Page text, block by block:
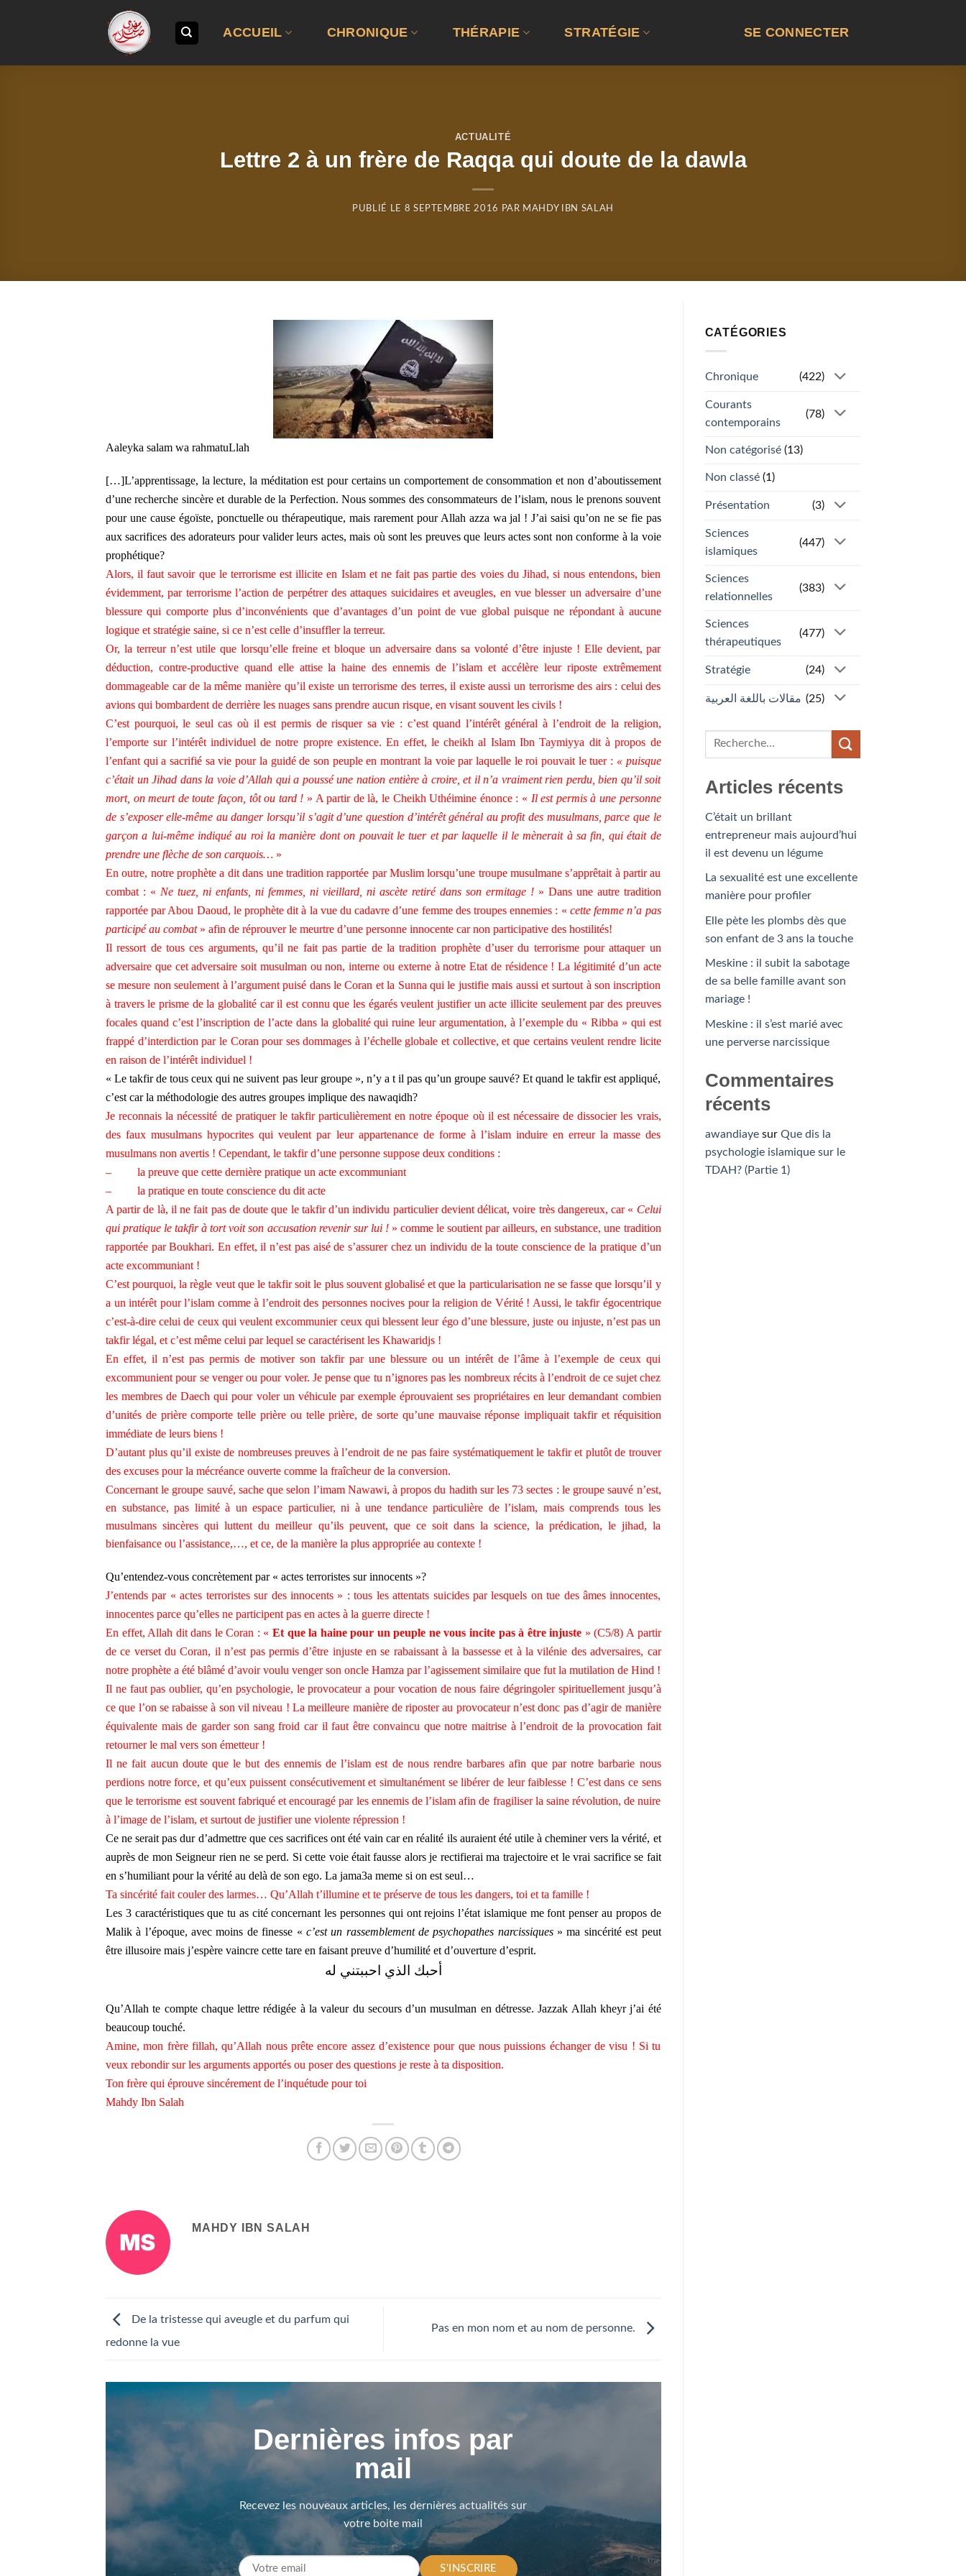
ACCUEIL CHRONIQUE THÉRAPIE STRATÉGIE SE CONNECTER
ACTUALITÉ
Lettre 2 à un frère de Raqqa qui doute de la dawla
PUBLIÉ LE 8 SEPTEMBRE 2016 PAR MAHDY IBN SALAH
Aaleyka salam wa rahmatuLlah
[…]L’apprentissage, la lecture, la méditation est pour certains un comportement de consommation et non d’aboutissement
d’une recherche sincère et durable de la Perfection. Nous sommes des consommateurs de l’islam, nous le prenons souvent
pour une cause égoïste, ponctuelle ou thérapeutique, mais rarement pour Allah azza wa jal ! J’ai saisi qu’on ne se fie pas
aux sacrifices des adorateurs pour valider leurs actes, mais où sont les preuves que leurs actes sont non conforme à la voie
prophétique?
Alors, il faut savoir que le terrorisme est illicite en Islam et ne fait pas partie des voies du Jihad, si nous entendons, bien
évidemment, par terrorisme l’action de perpétrer des attaques suicidaires et aveugles, en vue blesser un adversaire d’une
blessure qui comporte plus d’inconvénients que d’avantages d’un point de vue global puisque ne répondant à aucune
logique et stratégie saine, si ce n’est celle d’insuffler la terreur.
Or, la terreur n’est utile que lorsqu’elle freine et bloque un adversaire dans sa volonté d’être injuste ! Elle devient, par
déduction, contre-productive quand elle attise la haine des ennemis de l’islam et accélère leur riposte extrêmement
dommageable car de la même manière qu’il existe un terrorisme des terres, il existe aussi un terrorisme des airs : celui des
avions qui bombardent de derrière les nuages sans prendre aucun risque, en visant souvent les civils !
C’est pourquoi, le seul cas où il est permis de risquer sa vie : c’est quand l’intérêt général à l’endroit de la religion,
l’emporte sur l’intérêt individuel de notre propre existence. En effet, le cheikh al Islam Ibn Taymiyya dit à propos de
l’enfant qui a sacrifié sa vie pour la guidé de son peuple en montrant la voie par laquelle le roi pouvait le tuer : « puisque
c’était un Jihad dans la voie d’Allah qui a poussé une nation entière à croire, et il n’a vraiment rien perdu, bien qu’il soit
mort, on meurt de toute façon, tôt ou tard ! » A partir de là, le Cheikh Uthéimine énonce : « Il est permis à une personne
de s’exposer elle-même au danger lorsqu’il s’agit d’une question d’intérêt général au profit des musulmans, parce que le
garçon a lui-même indiqué au roi la manière dont on pouvait le tuer et par laquelle il le mènerait à sa fin, qui était de
prendre une flèche de son carquois… »
En outre, notre prophète a dit dans une tradition rapportée par Muslim lorsqu’une troupe musulmane s’apprêtait à partir au
combat : « Ne tuez, ni enfants, ni femmes, ni vieillard, ni ascète retiré dans son ermitage ! » Dans une autre tradition
rapportée par Abou Daoud, le prophète dit à la vue du cadavre d’une femme des troupes ennemies : « cette femme n’a pas
participé au combat» afin de réprouver le meurtre d’une personne innocente car non participative des hostilités!
Il ressort de tous ces arguments, qu’il ne fait pas partie de la tradition prophète d’user du terrorisme pour attaquer un
adversaire que cet adversaire soit musulman ou non, interne ou externe à notre Etat de résidence ! La légitimité d’un acte
se mesure non seulement à l’argument puisé dans le Coran et la Sunna qui le justifie mais aussi et surtout à son inscription
à travers le prisme de la globalité car il est connu que les égarés veulent justifier un acte illicite seulement par des preuves
focales quand c’est l’inscription de l’acte dans la globalité qui ruine leur argumentation, à l’exemple du « Ribba » qui est
frappé d’interdiction par le Coran pour ses dommages à l’échelle globale et collective, et que certains veulent rendre licite
en raison de l’intérêt individuel !
« Le takfir de tous ceux qui ne suivent pas leur groupe », n’y a t il pas qu’un groupe sauvé? Et quand le takfir est appliqué,
c’est car la méthodologie des autres groupes implique des nawaqidh?
Je reconnais la nécessité de pratiquer le takfir particulièrement en notre époque où il est nécessaire de dissocier les vrais,
des faux musulmans hypocrites qui veulent par leur appartenance de forme à l’islam induire en erreur la masse des
musulmans non avertis ! Cependant, le takfir d’une personne suppose deux conditions :
–
la preuve que cette dernière pratique un acte excommuniant
–
la pratique en toute conscience du dit acte
A partir de là, il ne fait pas de doute que le takfir d’un individu particulier devient délicat, voire très dangereux, car « Celui
qui pratique le takfir à tort voit son accusation revenir sur lui !» comme le soutient par ailleurs, en substance, une tradition
rapportée par Boukhari. En effet, il n’est pas aisé de s’assurer chez un individu de la toute conscience de la pratique d’un
acte excommuniant !
C’est pourquoi, la règle veut que le takfir soit le plus souvent globalisé et que la particularisation ne se fasse que lorsqu’il y
a un intérêt pour l’islam comme à l’endroit des personnes nocives pour la religion de Vérité ! Aussi, le takfir égocentrique
c’est-à-dire celui de ceux qui veulent excommunier ceux qui blessent leur égo d’une blessure, juste ou injuste, n’est pas un
takfir légal, et c’est même celui par lequel se caractérisent les Khawaridjs !
En effet, il n’est pas permis de motiver son takfir par une blessure ou un intérêt de l’âme à l’exemple de ceux qui
excommunient pour se venger ou pour voler. Je pense que tu n’ignores pas les nombreux récits à l’endroit de ce sujet chez
les membres de Daech qui pour voler un véhicule par exemple éprouvaient ses propriétaires en leur demandant combien
d’unités de prière comporte telle prière ou telle prière, de sorte qu’une mauvaise réponse impliquait takfir et réquisition
immédiate de leurs biens !
D’autant plus qu’il existe de nombreuses preuves à l’endroit de ne pas faire systématiquement le takfir et plutôt de trouver
des excuses pour la mécréance ouverte comme la fraîcheur de la conversion.
Concernant le groupe sauvé, sache que selon l’imam Nawawi, à propos du hadith sur les 73 sectes : le groupe sauvé n’est,
en substance, pas limité à un espace particulier, ni à une tendance particulière de l’islam, mais comprends tous les
musulmans sincères qui luttent du meilleur qu’ils peuvent, que ce soit dans la science, la prédication, le jihad, la
bienfaisance ou l’assistance,…, et ce, de la manière la plus appropriée au contexte !
Qu’entendez-vous concrètement par « actes terroristes sur innocents »?
J’entends par « actes terroristes sur des innocents » : tous les attentats suicides par lesquels on tue des âmes innocentes,
innocentes parce qu’elles ne participent pas en actes à la guerre directe !
En effet, Allah dit dans le Coran : «Et que la haine pour un peuple ne vous incite pas à être injuste » (C5/8) A partir
de ce verset du Coran, il n’est pas permis d’être injuste en se rabaissant à la bassesse et à la vilénie des adversaires, car
notre prophète a été blâmé d’avoir voulu venger son oncle Hamza par l’agissement similaire que fut la mutilation de Hind !
Il ne faut pas oublier, qu’en psychologie, le provocateur a pour vocation de nous faire dégringoler spirituellement jusqu’à
ce que l’on se rabaisse à son vil niveau ! La meilleure manière de riposter au provocateur n’est donc pas d’agir de manière
équivalente mais de garder son sang froid car il faut être convaincu que notre maitrise à l’endroit de la provocation fait
retourner le mal vers son émetteur !
Il ne fait aucun doute que le but des ennemis de l’islam est de nous rendre barbares afin que par notre barbarie nous
perdions notre force, et qu’eux puissent consécutivement et simultanément se libérer de leur faiblesse ! C’est dans ce sens
que le terrorisme est souvent fabriqué et encouragé par les ennemis de l’islam afin de fragiliser la saine révolution, de nuire
à l’image de l’islam, et surtout de justifier une violente répression !
Ce ne serait pas dur d’admettre que ces sacrifices ont été vain car en réalité ils auraient été utile à cheminer vers la vérité, et
auprès de mon Seigneur rien ne se perd. Si cette voie était fausse alors je rectifierai ma trajectoire et le vrai sacrifice se fait
en s’humiliant pour la vérité au delà de son ego. La jama3a meme si on est seul…
Ta sincérité fait couler des larmes… Qu’Allah t’illumine et te préserve de tous les dangers, toi et ta famille !
Les 3 caractéristiques que tu as cité concernant les personnes qui ont rejoins l’état islamique me font penser au propos de
Malik à l’époque, avec moins de finesse « c’est un rassemblement de psychopathes narcissiques » ma sincérité est peut
être illusoire mais j’espère vaincre cette tare en faisant preuve d’humilité et d’ouverture d’esprit.
أحبك الذي احببتني له
Qu’Allah te compte chaque lettre rédigée à la valeur du secours d’un musulman en détresse. Jazzak Allah kheyr j’ai été
beaucoup touché.
Amine, mon frère fillah, qu’Allah nous prête encore assez d’existence pour que nous puissions échanger de visu ! Si tu
veux rebondir sur les arguments apportés ou poser des questions je reste à ta disposition.
Ton frère qui éprouve sincérement de l’inquétude pour toi
Mahdy Ibn Salah
MAHDY IBN SALAH
De la tristesse qui aveugle et du parfum qui
redonne la vue
Pas en mon nom et au nom de personne.
Dernières infos par
mail
Recevez les nouveaux articles, les dernières actualités sur
votre boite mail
S'INSCRIRE
CATÉGORIES
Chronique (422)
Courants
contemporains
(78)
Non catégorisé(13)
Non classé(1)
Présentation (3)
Sciences
islamiques
(447)
Sciences
relationnelles
(383)
Sciences
thérapeutiques
(477)
Stratégie (24)
مقالات باللغة العربية (25)
Articles récents
C’était un brillant
entrepreneur mais aujourd’hui
il est devenu un légume
La sexualité est une excellente
manière pour profiler
Elle pète les plombs dès que
son enfant de 3 ans la touche
Meskine : il subit la sabotage
de sa belle famille avant son
mariage !
Meskine : il s’est marié avec
une perverse narcissique
Commentaires
récents
awandiayesur Que dis la
psychologie islamique sur le
TDAH? (Partie 1)